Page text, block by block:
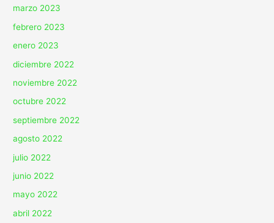
marzo 2023
febrero 2023
enero 2023
diciembre 2022
noviembre 2022
octubre 2022
septiembre 2022
agosto 2022
julio 2022
junio 2022
mayo 2022
abril 2022